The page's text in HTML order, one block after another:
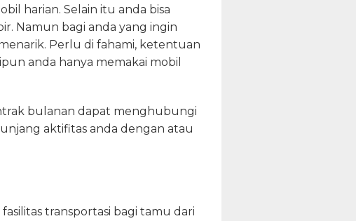
harian. Selain itu anda bisa
Namun bagi anda yang ingin
Perlu di fahami, ketentuan
anda hanya memakai mobil
bulanan dapat menghubungi
aktifitas anda dengan atau
transportasi bagi tamu dari